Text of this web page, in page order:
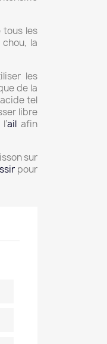
tous les
la
les
de la
acide tel
libre
ailafin
sur
pour